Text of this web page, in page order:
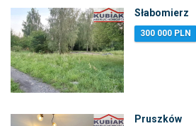
Słabomierz
300 000 PLN
Pruszków